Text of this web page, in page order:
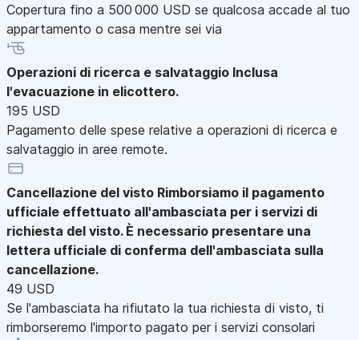
Copertura fino a 500 000 USD se qualcosa accade al tuo
appartamento o casa mentre sei via
Operazioni di ricerca e salvataggio Inclusa
l'evacuazione in elicottero.
195 USD
Pagamento delle spese relative a operazioni di ricerca e
salvataggio in aree remote.
Cancellazione del visto Rimborsiamo il pagamento
ufficiale effettuato all'ambasciata per i servizi di
richiesta del visto. È necessario presentare una
lettera ufficiale di conferma dell'ambasciata sulla
cancellazione.
49 USD
Se l'ambasciata ha rifiutato la tua richiesta di visto, ti
rimborseremo l'importo pagato per i servizi consolari